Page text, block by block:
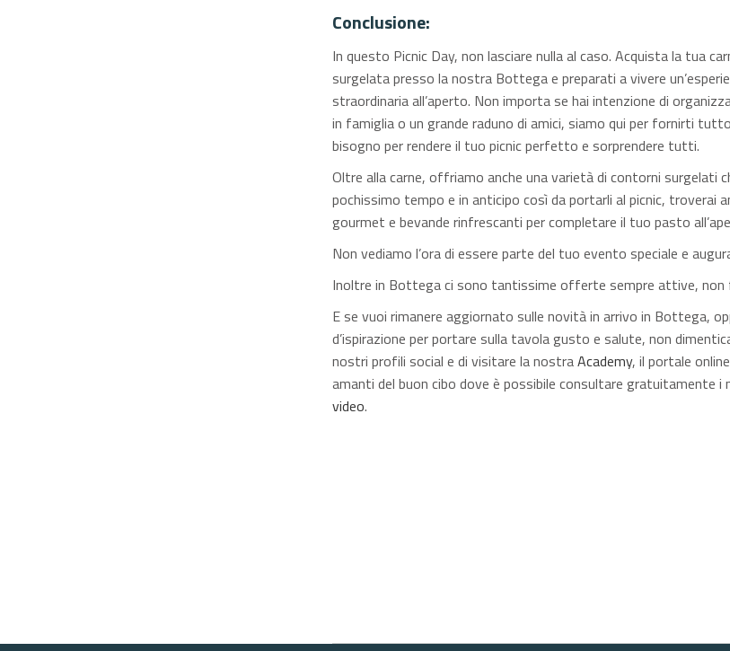
Conclusione:
In questo Picnic Day, non lasciare nulla al caso. Acquista la tua
surgelata presso la nostra Bottega e preparati a vivere
straordinaria all’aperto. Non importa se hai intenzione di
in famiglia o un grande raduno di amici, siamo qui per fornirti
bisogno per rendere il tuo picnic perfetto e sorprendere tutti.
Oltre alla carne, offriamo anche una varietà di contorni surgelati
pochissimo tempo e in anticipo così da portarli al picnic, troverai
gourmet e bevande rinfrescanti per completare il tuo pasto
Non vediamo l’ora di essere parte del tuo evento speciale e
Inoltre in Bottega ci sono tantissime offerte sempre attive, non
E se vuoi rimanere aggiornato sulle novità in arrivo in Bottega,
d’ispirazione per portare sulla tavola gusto e salute, non
nostri profili social e di visitare la nostraAcademy, il portale
amanti del buon cibo dove è possibile consultare gratuitamente i
video.